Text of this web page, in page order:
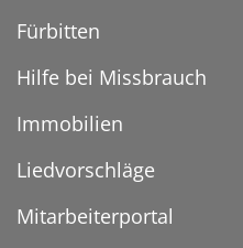
Fürbitten
Hilfe bei Missbrauch
Immobilien
Liedvorschläge
Mitarbeiterportal